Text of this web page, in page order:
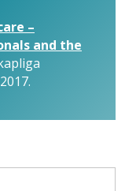
–
and the